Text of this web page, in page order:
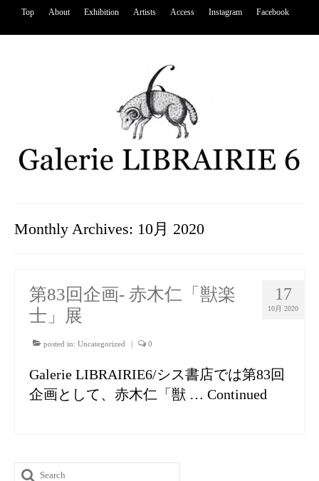
Top About Exhibition Artists Access Instagram Facebook
Monthly Archives: 10月 2020
17
10月 2020
第83回企画- 赤木仁「獣楽
士」展
posted in: Uncategorized | 0
Galerie LIBRAIRIE6/シス書店では第83回
企画として、赤木仁「獣 … Continued
Search